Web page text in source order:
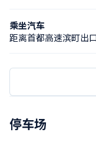
乘坐汽车
距离首都高速滨町出
停车场